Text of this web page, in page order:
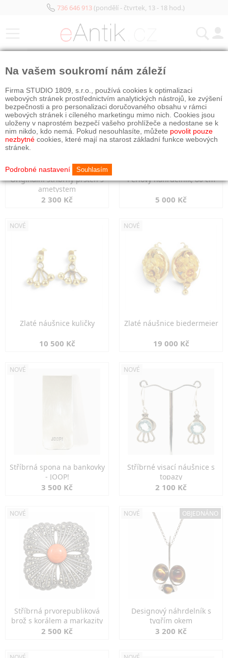
736 646 913(pondělí - čtvrtek, 13 - 18 hod.)
Originální stříbrný prsten s
ametystem
2 300 Kč
Perlový náhrdelník, 80 cm
5 000 Kč
NOVÉ
Zlaté náušnice kuličky
10 500 Kč
NOVÉ
Zlaté náušnice biedermeier
19 000 Kč
NOVÉ
Stříbrná spona na bankovky
- JOOP!
3 500 Kč
NOVÉ
Stříbrné visací náušnice s
topazy
2 100 Kč
NOVÉ
Stříbrná prvorepubliková
brož s korálem a markazity
2 500 Kč
NOVÉ OBJEDNÁNO
Designový náhrdelník s
tygřím okem
3 200 Kč
Na vašem soukromí nám záleží
Firma STUDIO 1809, s.r.o., používá cookies k optimalizaci
webových stránek prostřednictvím analytických nástrojů, ke zvýšení
bezpečnosti a pro personalizaci doručovaného obsahu v rámci
webových stránek i cíleného marketingu mimo nich. Cookies jsou
uloženy v naprostém bezpečí vašeho prohlížeče a nedostane se k
nim nikdo, kdo nemá. Pokud nesouhlasíte, můžete povolit pouze
nezbytné cookies, které mají na starost základní funkce webových
stránek.
Podrobné nastavení Souhlasím